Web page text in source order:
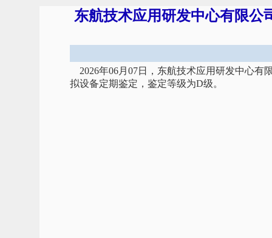
东航技术应用研发中心有限公
2026年06月07日，东航技术应用研发中心有
拟设备定期鉴定，鉴定等级为D级。